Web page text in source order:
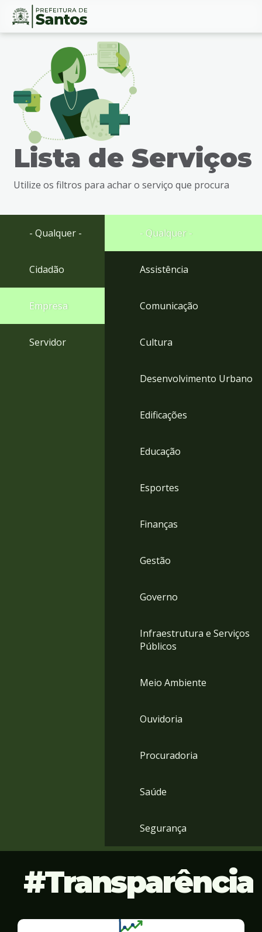
Ir
busca
Ir
Conteúdo
Lista de Serviços
Utilize os filtros para achar o serviço que procura
- Qualquer -
Cidadão
Empresa
Servidor
- Qualquer -
Assistência
Comunicação
Cultura
Desenvolvimento Urbano
Edificações
Educação
Esportes
Finanças
Gestão
Governo
Infraestrutura e Serviços
Públicos
Meio Ambiente
Ouvidoria
Procuradoria
Saúde
Segurança
Transparência